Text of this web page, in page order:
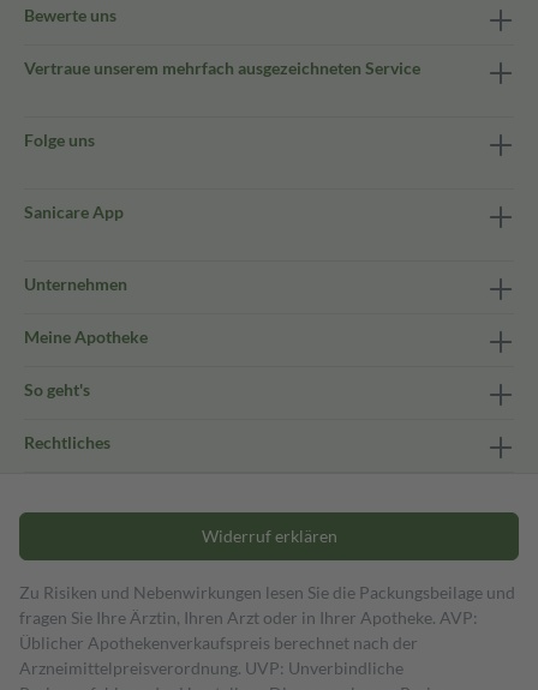
Bewerte uns
Vertraue unserem mehrfach ausgezeichneten Service
Folge uns
Sanicare App
Unternehmen
Meine Apotheke
So geht's
Rechtliches
Widerruf erklären
Zu Risiken und Nebenwirkungen lesen Sie die Packungsbeilage und
fragen Sie Ihre Ärztin, Ihren Arzt oder in Ihrer Apotheke. AVP:
Üblicher Apothekenverkaufspreis berechnet nach der
Arzneimittelpreisverordnung. UVP: Unverbindliche